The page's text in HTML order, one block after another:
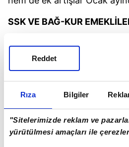
Rıza Bilgiler
"Sitelerimizde reklam ve
yürütülmesi amaçları ile
Reddet
SSK VE BAĞ-KUR
olan yüzde 44'lük ve tahmin
olan yüzde 46'lık oran
yansıyacak:
MEVCUT MAAŞ: 12.500,00
YÜZDE 16.41 ZAMLI:
YÜZDE 17.05 ZAMLI: